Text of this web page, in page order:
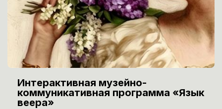
Интерактивная музейно-
коммуникативная программа «Язык
веера»